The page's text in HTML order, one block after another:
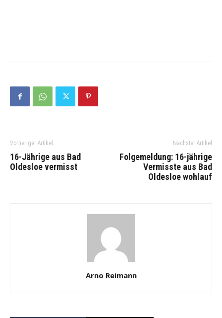
Vorheriger Artikel
16-Jährige aus Bad
Oldesloe vermisst
Nächster Artikel
Folgemeldung: 16-jährige
Vermisste aus Bad
Oldesloe wohlauf
Arno Reimann